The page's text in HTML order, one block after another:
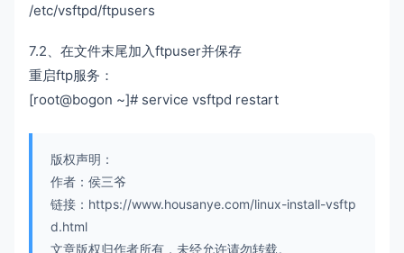
/etc/vsftpd/ftpusers
7.2、在文件末尾加入ftpuser并保存
重启ftp服务：
[root@bogon ~]# service vsftpd restart
版权声明：
作者：侯三爷
链接：https://www.housanye.com/linux-install-vsftp
d.html
文章版权归作者所有，未经允许请勿转载。